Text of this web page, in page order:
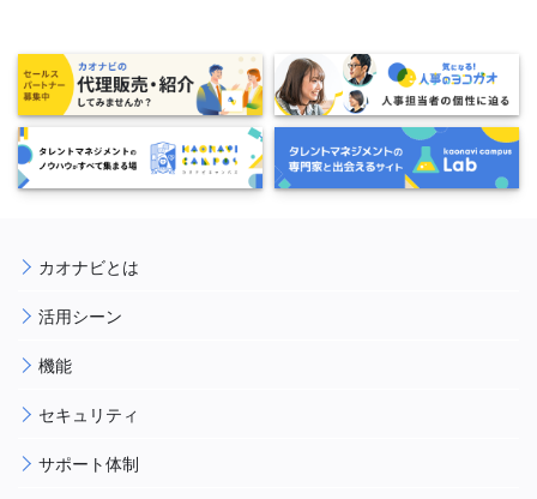
カオナビとは
活用シーン
機能
セキュリティ
サポート体制